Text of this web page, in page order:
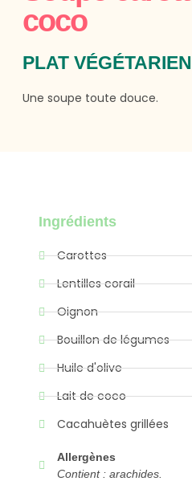
coco
PLAT VÉGÉTARIEN
Une soupe toute douce.
Ingrédients
Carottes
Lentilles corail
Oignon
Bouillon de légumes
Huile d'olive
Lait de coco
Cacahuètes grillées
Allergènes
Contient : arachides.